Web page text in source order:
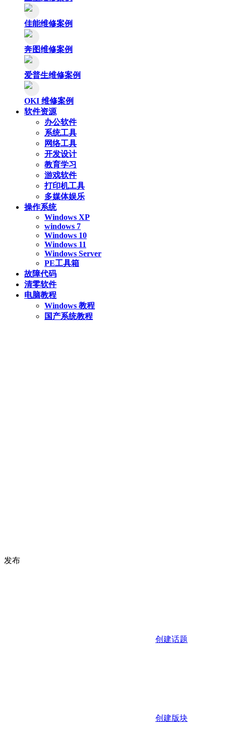
佳能维修案例
奔图维修案例
爱普生维修案例
OKI 维修案例
软件资源
办公软件
系统工具
网络工具
开发设计
教育学习
游戏软件
打印机工具
多媒体娱乐
操作系统
Windows XP
windows 7
Windows 10
Windows 11
Windows Server
PE工具箱
故障代码
清零软件
电脑教程
Windows 教程
国产系统教程
发布
创建话题
创建版块